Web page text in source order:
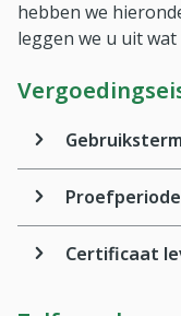
hebben we
leggen we u uit
Certificaat